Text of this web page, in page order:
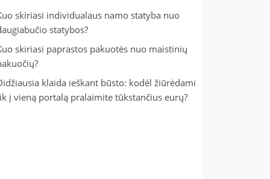
skiriasi individualaus namo statyba nuo
statybos?
skiriasi paprastos pakuotės nuo maistinių
klaida ieškant būsto: kodėl žiūrėdami
į vieną portalą pralaimite tūkstančius eurų?